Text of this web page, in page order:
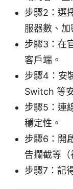
步驟2：選
服器數、加
步驟3：在
客戶端。
步驟4：安
Switch 等
步驟5：連
穩定性。
步驟6：開
告攔截等（
步驟7：記